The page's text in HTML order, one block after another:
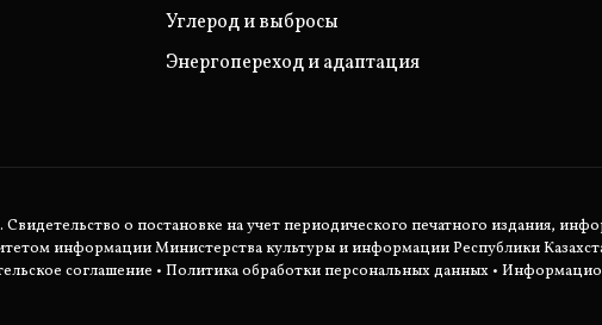
Углерод и выбросы
Энергопереход и адаптация
о постановке на учет периодического печатного издания,
информации Министерства культуры и информации Республики
соглашение •Политика обработки персональных данных •